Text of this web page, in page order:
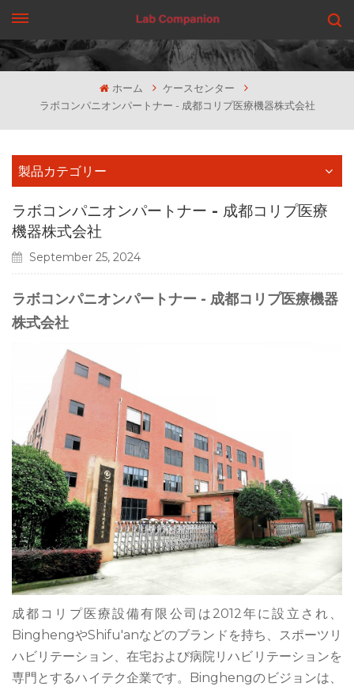
見積もりを依頼する
ホーム
ケースセンター
ラボコンパニオンパートナー - 成都コリプ医療機器株式会社
製品カテゴリー
ラボコンパニオンパートナー - 成都コリプ医療
機器株式会社
September 25, 2024
ラボコンパニオンパートナー - 成都コリプ医療機器
株式会社
成都コリプ医療設備有限公司は2012年に設立され、
BinghengやShifu'anなどのブランドを持ち、スポーツリ
ハビリテーション、在宅および病院リハビリテーションを
専門とするハイテク企業です。Binghengのビジョンは、